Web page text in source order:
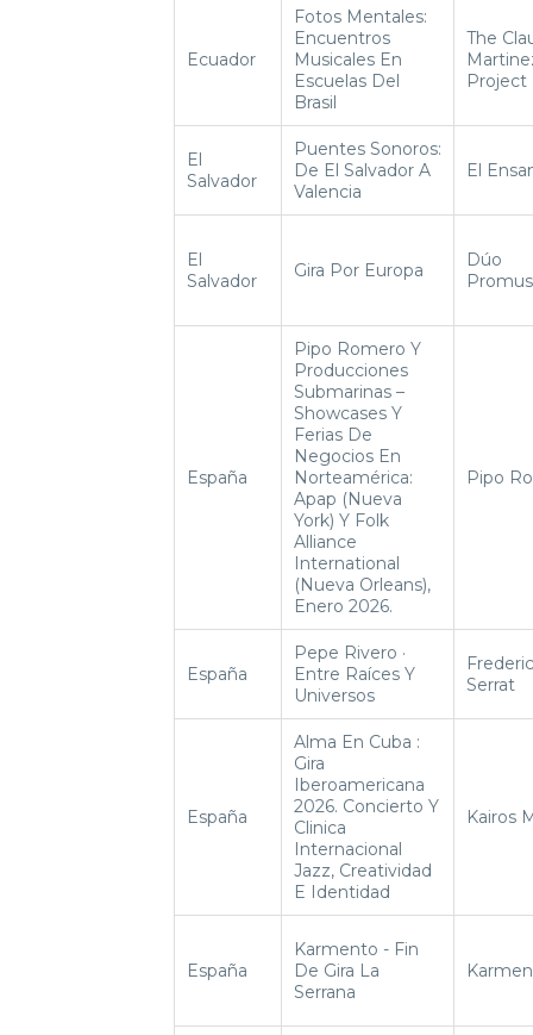
Ecuador
Fotos Mentales:
Encuentros
Musicales En
Escuelas Del
Brasil
The
Project
El
Salvador
Puentes Sonoros:
De El Salvador A
Valencia
El
El
Salvador
Gira Por Europa
Dúo
España
Pipo Romero Y
Producciones
Submarinas –
Showcases Y
Ferias De
Negocios En
Norteamérica:
Apap (Nueva
York) Y Folk
Alliance
International
(Nueva Orleans),
Enero 2026.
Pipo
España
Pepe Rivero ·
Entre Raíces Y
Universos
Frederic
Serrat
España
Alma En Cuba :
Gira
Iberoamericana
2026. Concierto Y
Clinica
Internacional
Jazz, Creatividad
E Identidad
Kairos
España
Karmento - Fin
De Gira La
Serrana